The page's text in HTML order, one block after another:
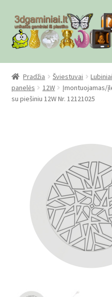
Pereiti
prie
meniu
Pereiti
prie
turinio
Pradžia
Checkout
Mūsų partneriai
Pirkimo-pardavimo
Privatumo politika
Atsiskaitymo informacija
Pradžia Šviestuvai Lubiniai
panelės
12W
Įmontuojamas/
su piešiniu 12W Nr. 12121025